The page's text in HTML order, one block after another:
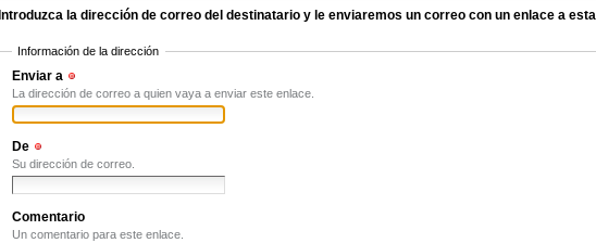
Introduzca la dirección de correo del destinatario y le enviaremos un correo con un enlace a
Información de la dirección
Enviar a
La dirección de correo a quien vaya a enviar este enlace.
De
Su dirección de correo.
Comentario
Un comentario para este enlace.